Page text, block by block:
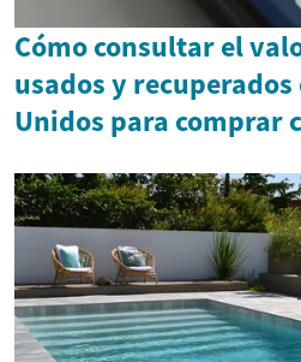
Cómo consultar el
usados y recuperados
Unidos para comprar